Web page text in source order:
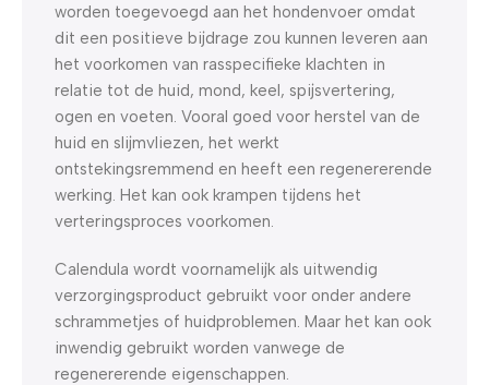
worden toegevoegd aan het hondenvoer omdat
dit een positieve bijdrage zou kunnen leveren aan
het voorkomen van rasspecifieke klachten in
relatie tot de huid, mond, keel, spijsvertering,
ogen en voeten. Vooral goed voor herstel van de
huid en slijmvliezen, het werkt
ontstekingsremmend en heeft een regenererende
werking. Het kan ook krampen tijdens het
verteringsproces voorkomen.
Calendula wordt voornamelijk als uitwendig
verzorgingsproduct gebruikt voor onder andere
schrammetjes of huidproblemen. Maar het kan ook
inwendig gebruikt worden vanwege de
regenererende eigenschappen.